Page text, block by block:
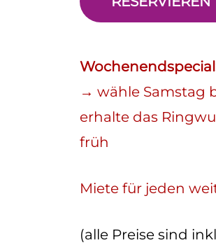
→ wähle Samstag
erhalte das
früh
Miete für jeden
(alle Preise sind